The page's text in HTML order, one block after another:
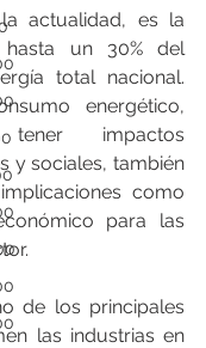
actualidad, es la
hasta un 30% del
total nacional.
energético,
impactos
y sociales, también
como
para las
de los principales
las industrias en